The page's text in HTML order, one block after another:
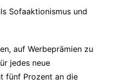
Sofaaktionismus und
auf Werbeprämien zu
jedes neue
fünf Prozent an die